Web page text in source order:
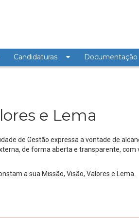
e Lema
Candidaturas Documentação
e Lema
de Gestão expressa a vontade de
de forma aberta e transparente, com
a sua Missão, Visão, Valores e Lema.